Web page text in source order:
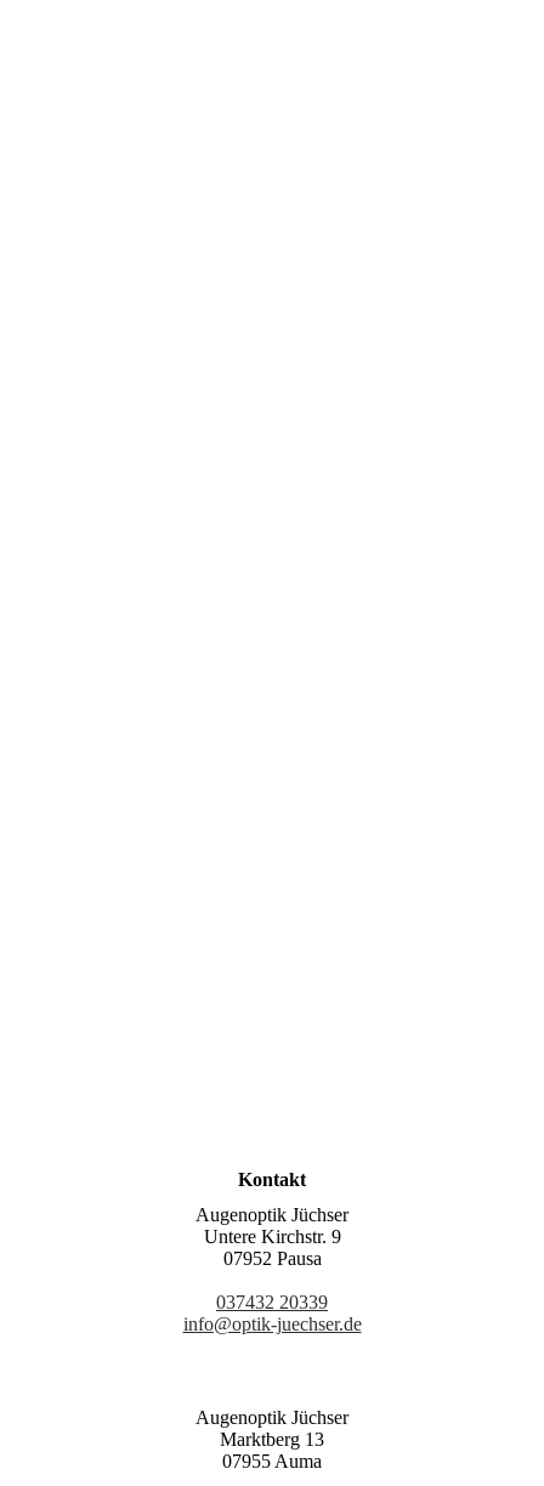
Kontakt
Augenoptik Jüchser
Untere Kirchstr. 9
07952 Pausa
037432 20339
info@optik-juechser.de
Augenoptik Jüchser
Marktberg 13
07955 Auma